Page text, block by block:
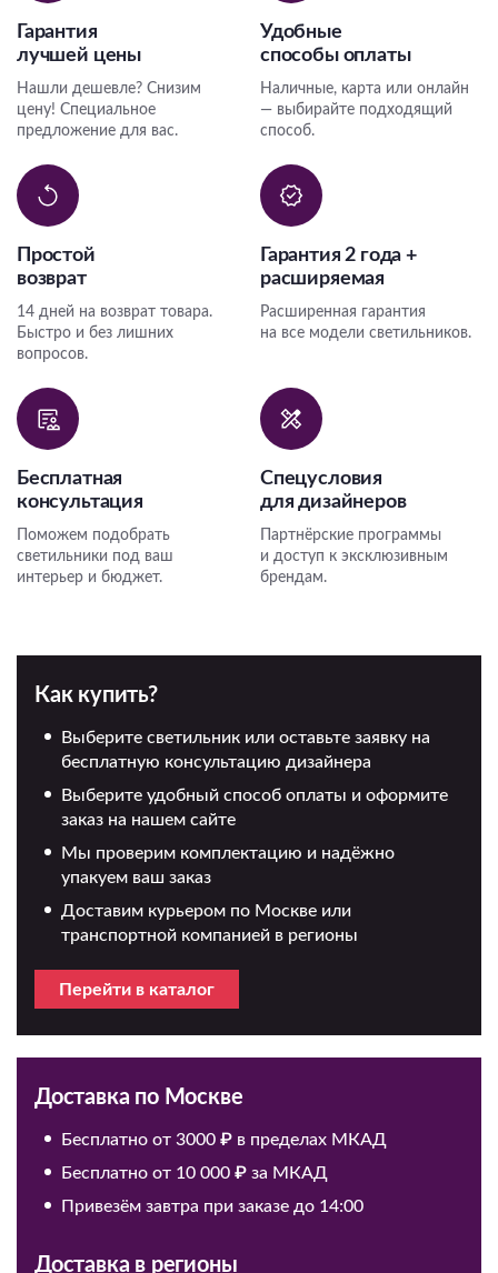
Гарантия
лучшей цены
Нашли дешевле? Снизим
цену! Специальное
предложение для вас.
Удобные
способы оплаты
Наличные, карта или онлайн
— выбирайте подходящий
способ.
Простой
возврат
14 дней на возврат товара.
Быстро и без лишних
вопросов.
Гарантия 2 года +
расширяемая
Расширенная гарантия
на все модели светильников.
Бесплатная
консультация
Поможем подобрать
светильники под ваш
интерьер и бюджет.
Спецусловия
для дизайнеров
Партнёрские программы
и доступ к эксклюзивным
брендам.
Как купить?
Выберите светильник или оставьте заявку на
бесплатную консультацию дизайнера
Выберите удобный способ оплаты и оформите
заказ на нашем сайте
Мы проверим комплектацию и надёжно
упакуем ваш заказ
Доставим курьером по Москве или
транспортной компанией в регионы
Перейти в каталог
Доставка по Москве
Бесплатно от 3000 ₽ в пределах МКАД
Бесплатно от 10 000 ₽ за МКАД
Привезём завтра при заказе до 14:00
Доставка в регионы